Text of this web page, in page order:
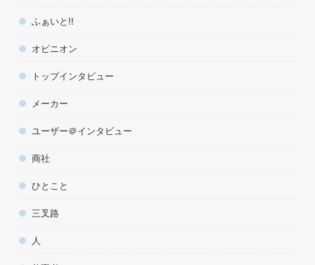
ふぁいと!!
オピニオン
トップインタビュー
メーカー
ユーザー＠インタビュー
商社
ひとこと
三叉路
人